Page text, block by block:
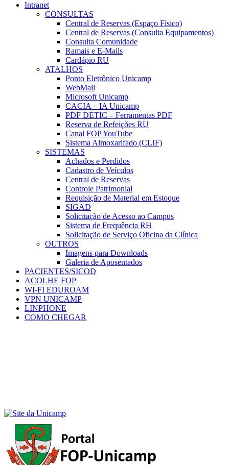
Intranet
CONSULTAS
Central de Reservas (Espaço Físico)
Central de Reservas (Consulta Equipamentos)
Consulta Comunidade
Ramais e E-Mails
Cardápio RU
ATALHOS
Ponto Eletrônico Unicamp
WebMail
Microsoft Unicamp
CACIA – IA Unicamp
PDF DETIC – Ferramentas PDF
Reserva de Refeições RU
Canal FOP YouTube
Sistema Almoxarifado (CLIF)
SISTEMAS
Achados e Perdidos
Cadastro de Veículos
Central de Reservas
Controle Patrimonial
Requisição de Material em Estoque
SIGAD
Solicitação de Acesso ao Campus
Sistema de Frequência RH
Solicitação de Serviço Oficina da Clínica
OUTROS
Imagens para Downloads
Galeria de Aposentados
PACIENTES/SICOD
ACOLHE FOP
WI-FI EDUROAM
VPN UNICAMP
LINPHONE
COMO CHEGAR